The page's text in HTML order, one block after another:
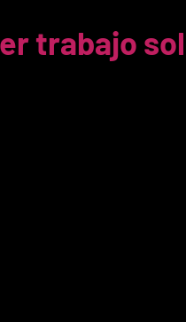
trabajo